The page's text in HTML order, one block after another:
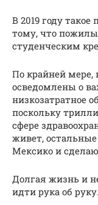
В 2019 году
тому, что
студенческим
По крайней мере,
осведомлены о
низкозатратное
поскольку
сфере
живет,
Мексико и
Долгая жизнь и
идти рука об руку.